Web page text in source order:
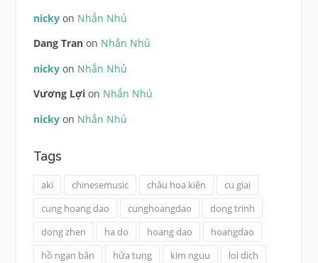
nickyon Nhắn Nhủ
Dang Tranon Nhắn Nhủ
nickyon Nhắn Nhủ
Vương Lợion Nhắn Nhủ
nickyon Nhắn Nhủ
Tags
aki chinesemusic châu hoa kiện
cu giai
cung hoang dao
cunghoangdao
dong trinh
dong zhen
ha do hoang dao
hoangdao
hồ ngạn bân
hứa tung kim nguu
loi dich